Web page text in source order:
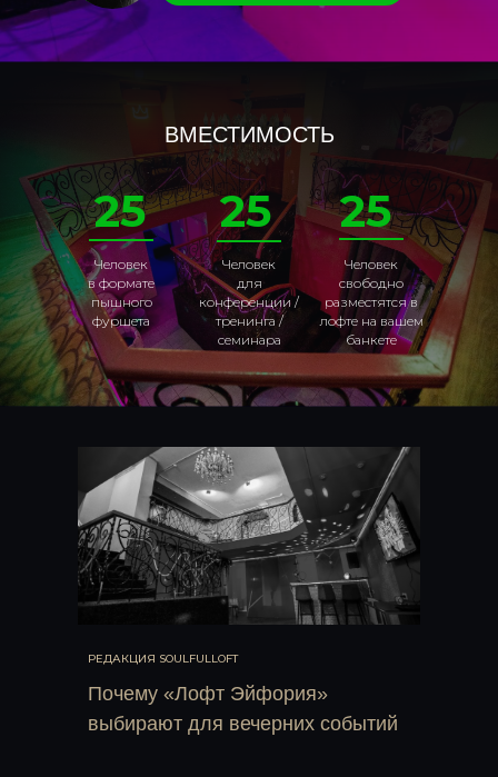
25
25
ВМЕСТИМОСТЬ
25
Человек
в формате
пышного
фуршета
Человек
для
конференции /
тренинга /
семинара
Человек
свободно
разместятся в
лофте на вашем
банкете
Почему «Лофт Эйфория»
выбирают для вечерних событий
РЕДАКЦИЯ SOULFULLOFT